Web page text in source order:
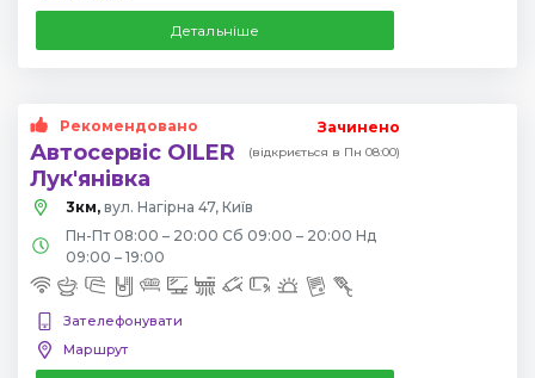
Детальніше
Рекомендовано
Автосервіс OILER
Лук'янівка
Зачинено
(відкриється в Пн 08:00)
3км, вул. Нагірна 47, Київ
Пн-Пт 08:00 – 20:00 Сб 09:00 – 20:00 Нд
09:00 – 19:00
Зателефонувати
Маршрут